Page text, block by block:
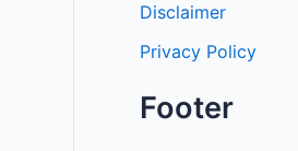
Disclaimer
Privacy Policy
Footer